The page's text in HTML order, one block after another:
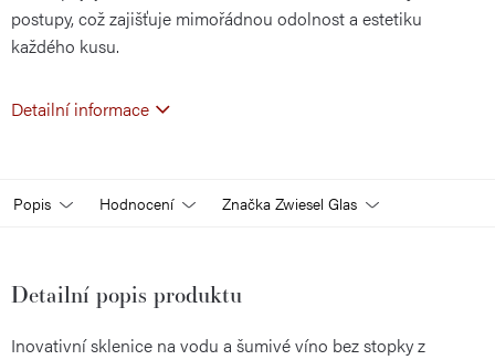
postupy, což zajišťuje mimořádnou odolnost a estetiku
každého kusu.
Detailní informace
Popis Hodnocení Značka Zwiesel Glas
Detailní popis produktu
Inovativní sklenice na vodu a šumivé víno bez stopky z